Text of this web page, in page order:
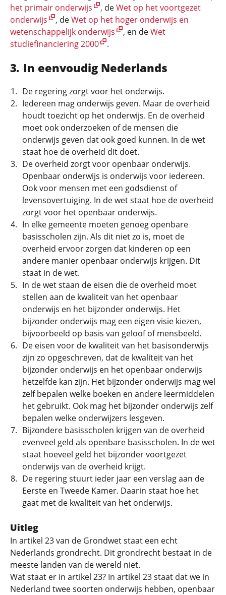
het primair onderwijs
, deWet op het voortgezet
onderwijs
, deWet op het hoger onderwijs en
wetenschappelijk onderwijs
, en deWet
studiefinanciering 2000
.
In eenvoudig Nederlands
De regering zorgt voor het onderwijs.
Iedereen mag onderwijs geven. Maar de overheid
houdt toezicht op het onderwijs. En de overheid
moet ook onderzoeken of de mensen die
onderwijs geven dat ook goed kunnen. In de wet
staat hoe de overheid dit doet.
De overheid zorgt voor openbaar onderwijs.
Openbaar onderwijs is onderwijs voor iedereen.
Ook voor mensen met een godsdienst of
levensovertuiging. In de wet staat hoe de overheid
zorgt voor het openbaar onderwijs.
In elke gemeente moeten genoeg openbare
basisscholen zijn. Als dit niet zo is, moet de
overheid ervoor zorgen dat kinderen op een
andere manier openbaar onderwijs krijgen. Dit
staat in de wet.
In de wet staan de eisen die de overheid moet
stellen aan de kwaliteit van het openbaar
onderwijs en het bijzonder onderwijs. Het
bijzonder onderwijs mag een eigen visie kiezen,
bijvoorbeeld op basis van geloof of mensbeeld.
De eisen voor de kwaliteit van het basisonderwijs
zijn zo opgeschreven, dat de kwaliteit van het
bijzonder onderwijs en het openbaar onderwijs
hetzelfde kan zijn. Het bijzonder onderwijs mag wel
zelf bepalen welke boeken en andere leermiddelen
het gebruikt. Ook mag het bijzonder onderwijs zelf
bepalen welke onderwijzers lesgeven.
Bijzondere basisscholen krijgen van de overheid
evenveel geld als openbare basisscholen. In de wet
staat hoeveel geld het bijzonder voortgezet
onderwijs van de overheid krijgt.
De regering stuurt ieder jaar een verslag aan de
Eerste en Tweede Kamer. Daarin staat hoe het
gaat met de kwaliteit van het onderwijs.
Uitleg
In artikel 23 van de Grondwet staat een echt
Nederlands grondrecht. Dit grondrecht bestaat in de
meeste landen van de wereld niet.
Wat staat er in artikel 23? In artikel 23 staat dat we in
Nederland twee soorten onderwijs hebben, openbaar